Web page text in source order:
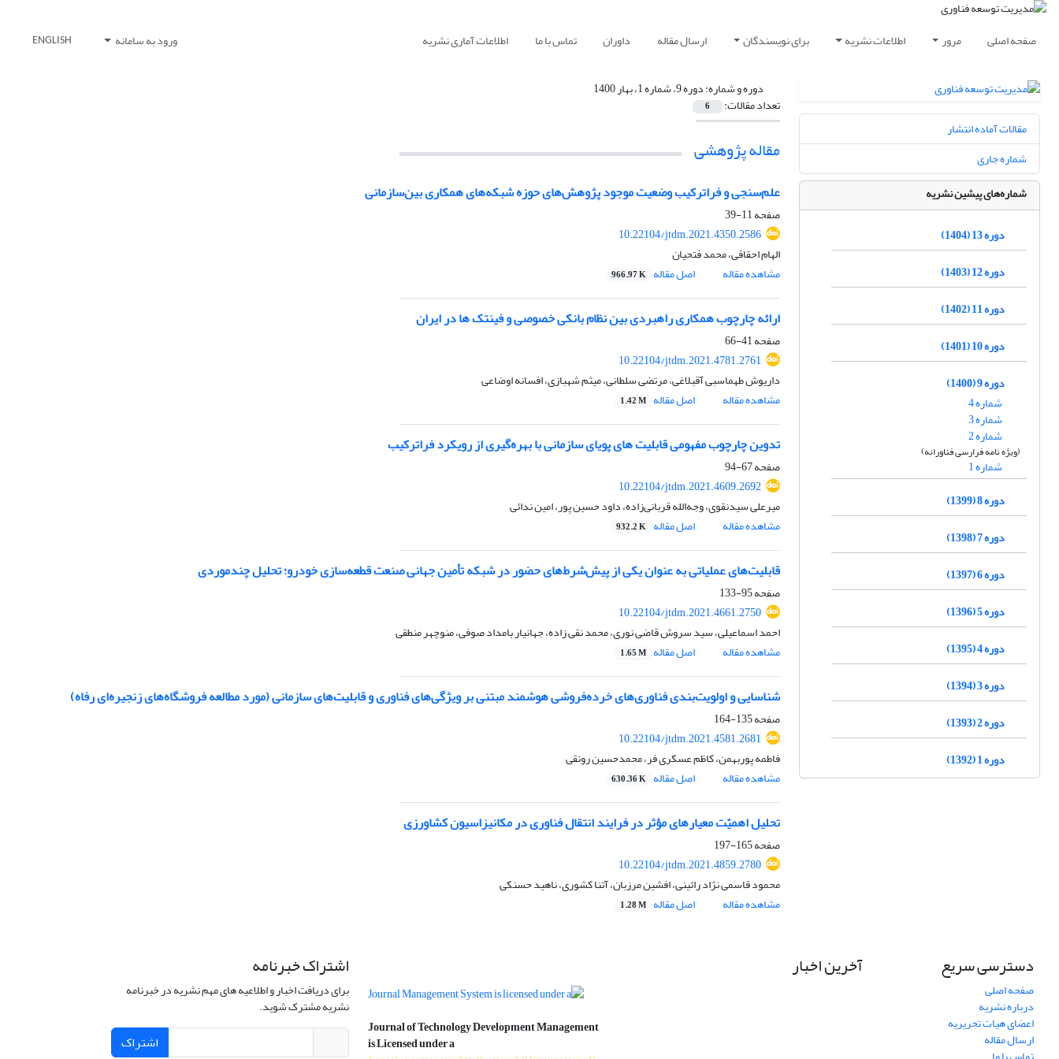
صفحه اصلی مرور اطلاعات نشریه برای نویسندگان ارسال مقاله داوران تماس با ما اطلاعات آماری نشریه ورود به سامانه ENGLISH
دوره و شماره:دوره 9، شماره 1، بهار 1400
تعداد مقالات: 6
مقاله پژوهشی
علم‌سنجی و فراترکیب وضعیت موجود پژوهش‌های حوزه شبکه‌های همکاری بین‌سازمانی
صفحه11-39
10.22104/jtdm.2021.4350.2586
الهام احقاقی، محمد فتحیان
مشاهده مقاله
اصل مقاله 966.97 K
ارائه چارچوب همکاری راهبردی بین نظام بانکی خصوصی و فینتک ها در ایران
صفحه41-66
10.22104/jtdm.2021.4781.2761
داریوش طهماسبی آقبلاغی، مرتضی سلطانی، میثم شهبازی، افسانه اوضاعی
مشاهده مقاله
اصل مقاله 1.42 M
تدوین چارچوب مفهومی قابلیت های پویای سازمانی با بهره‌گیری از رویکرد فراترکیب
صفحه67-94
10.22104/jtdm.2021.4609.2692
میرعلی سیدنقوی، وجه‌الله قربانی‌زاده، داود حسین پور، امین ندائی
مشاهده مقاله
اصل مقاله 932.2 K
قابلیت‌های عملیاتی به عنوان یکی از پیش‌شرط‌های حضور در شبکه تأمین جهانی صنعت قطعه‌سازی خودرو؛ تحلیل چندموردی
صفحه95-133
10.22104/jtdm.2021.4661.2750
احمد اسماعیلی، سید سروش قاضی نوری، محمد نقی زاده، جهانیار بامداد صوفی، منوچهر منطقی
مشاهده مقاله
اصل مقاله 1.65 M
شناسایی و اولویت‌بندی فناوری‌های خرده‌فروشی هوشمند مبتنی بر ویژگی‌های فناوری و قابلیت‌های سازمانی (مورد مطالعه فروشگاه‌های زنجیره‌ای رفاه)
صفحه135-164
10.22104/jtdm.2021.4581.2681
فاطمه پوربهمن، کاظم عسکری فر، محمدحسین رونقی
مشاهده مقاله
اصل مقاله 630.36 K
تحلیل اهمیّت معیارهای مؤثر در فرایند انتقال فناوری در مکانیزاسیون کشاورزی
صفحه165-197
10.22104/jtdm.2021.4859.2780
محمود قاسمی نژاد رائینی، افشین مرزبان، آتنا کشوری، ناهید حسنکی
مشاهده مقاله
اصل مقاله 1.28 M
مقالات آماده انتشار
شماره جاری
شماره‌های پیشین نشریه
دوره 13 (1404)
دوره 12 (1403)
دوره 11 (1402)
دوره 10 (1401)
دوره 9 (1400)
شماره 4
شماره 3
شماره 2
(ویژه نامه فرارسی فناورانه)
شماره 1
دوره 8 (1399)
دوره 7 (1398)
دوره 6 (1397)
دوره 5 (1396)
دوره 4 (1395)
دوره 3 (1394)
دوره 2 (1393)
دوره 1 (1392)
دسترسی سریع
صفحه اصلی
درباره نشریه
اعضای هیات تحریریه
ارسال مقاله
آخرین اخبار
Journal of Technology Development Management
is Licensed under a
اشتراک خبرنامه
برای دریافت اخبار و اطلاعیه های مهم نشریه در خبرنامه
نشریه مشترک شوید.
اشتراک